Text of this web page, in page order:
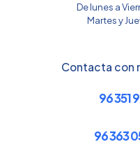
De lunes a
Martes y
Contacta con
96 351
96 363